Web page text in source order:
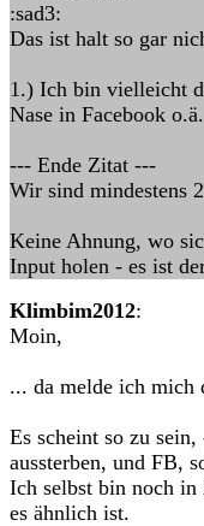
:sad3:
Das ist halt so gar
1.) Ich bin vielleicht
Nase in Facebook
--- Ende Zitat ---
Wir sind mindestens
Keine Ahnung, wo
Input holen - es ist
Klimbim2012:
Moin,
... da melde ich mich
Es scheint so zu
aussterben, und FB,
Ich selbst bin noch in
es ähnlich ist.